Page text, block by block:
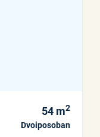
54 m2
Dvoiposoban